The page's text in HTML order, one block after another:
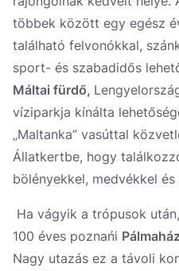
többek között egy egész
található felvonókkal,
sport- és szabadidős
Máltai fürdő,
víziparkja kínálta
„Maltanka” vasúttal
Állatkertbe, hogy
bölényekkel, medvékkel
Ha vágyik a trópusok
100 éves poznańi Pálmaház
Nagy utazás ez a távoli